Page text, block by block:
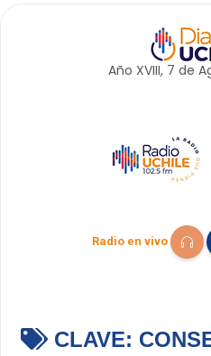
Año XVIII, 7 de
Radio en vivo
CLAVE: